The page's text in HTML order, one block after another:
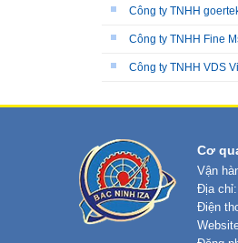
Công ty TNHH
Công ty TNHH Fine
Công ty TNHH VDS
Cơ
Vận
Địa
Điện